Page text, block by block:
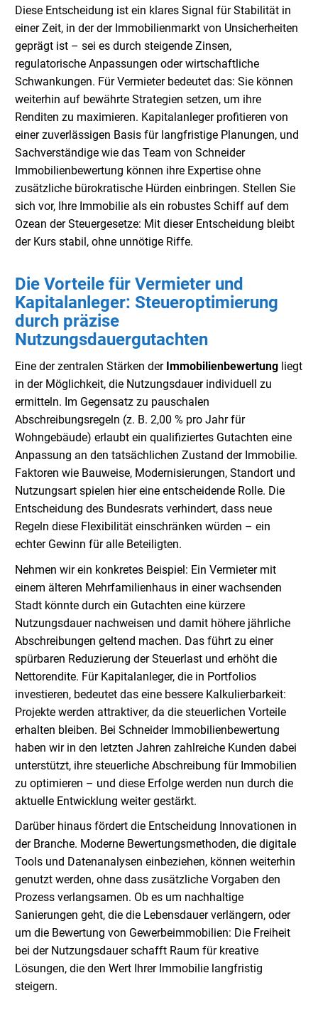
Diese Entscheidung ist ein klares Signal für Stabilität in
einer Zeit, in der der Immobilienmarkt von Unsicherheiten
geprägt ist – sei es durch steigende Zinsen,
regulatorische Anpassungen oder wirtschaftliche
Schwankungen. Für Vermieter bedeutet das: Sie können
weiterhin auf bewährte Strategien setzen, um ihre
Renditen zu maximieren. Kapitalanleger profitieren von
einer zuverlässigen Basis für langfristige Planungen, und
Sachverständige wie das Team von Schneider
Immobilienbewertung können ihre Expertise ohne
zusätzliche bürokratische Hürden einbringen. Stellen Sie
sich vor, Ihre Immobilie als ein robustes Schiff auf dem
Ozean der Steuergesetze: Mit dieser Entscheidung bleibt
der Kurs stabil, ohne unnötige Riffe.
Die Vorteile für Vermieter und
Kapitalanleger: Steueroptimierung
durch präzise
Nutzungsdauergutachten
Eine der zentralen Stärken der Immobilienbewertung liegt
in der Möglichkeit, die Nutzungsdauer individuell zu
ermitteln. Im Gegensatz zu pauschalen
Abschreibungsregeln (z. B. 2,00 % pro Jahr für
Wohngebäude) erlaubt ein qualifiziertes Gutachten eine
Anpassung an den tatsächlichen Zustand der Immobilie.
Faktoren wie Bauweise, Modernisierungen, Standort und
Nutzungsart spielen hier eine entscheidende Rolle. Die
Entscheidung des Bundesrats verhindert, dass neue
Regeln diese Flexibilität einschränken würden – ein
echter Gewinn für alle Beteiligten.
Nehmen wir ein konkretes Beispiel: Ein Vermieter mit
einem älteren Mehrfamilienhaus in einer wachsenden
Stadt könnte durch ein Gutachten eine kürzere
Nutzungsdauer nachweisen und damit höhere jährliche
Abschreibungen geltend machen. Das führt zu einer
spürbaren Reduzierung der Steuerlast und erhöht die
Nettorendite. Für Kapitalanleger, die in Portfolios
investieren, bedeutet das eine bessere Kalkulierbarkeit:
Projekte werden attraktiver, da die steuerlichen Vorteile
erhalten bleiben. Bei Schneider Immobilienbewertung
haben wir in den letzten Jahren zahlreiche Kunden dabei
unterstützt, ihre steuerliche Abschreibung für Immobilien
zu optimieren – und diese Erfolge werden nun durch die
aktuelle Entwicklung weiter gestärkt.
Darüber hinaus fördert die Entscheidung Innovationen in
der Branche. Moderne Bewertungsmethoden, die digitale
Tools und Datenanalysen einbeziehen, können weiterhin
genutzt werden, ohne dass zusätzliche Vorgaben den
Prozess verlangsamen. Ob es um nachhaltige
Sanierungen geht, die die Lebensdauer verlängern, oder
um die Bewertung von Gewerbeimmobilien: Die Freiheit
bei der Nutzungsdauer schafft Raum für kreative
Lösungen, die den Wert Ihrer Immobilie langfristig
steigern.